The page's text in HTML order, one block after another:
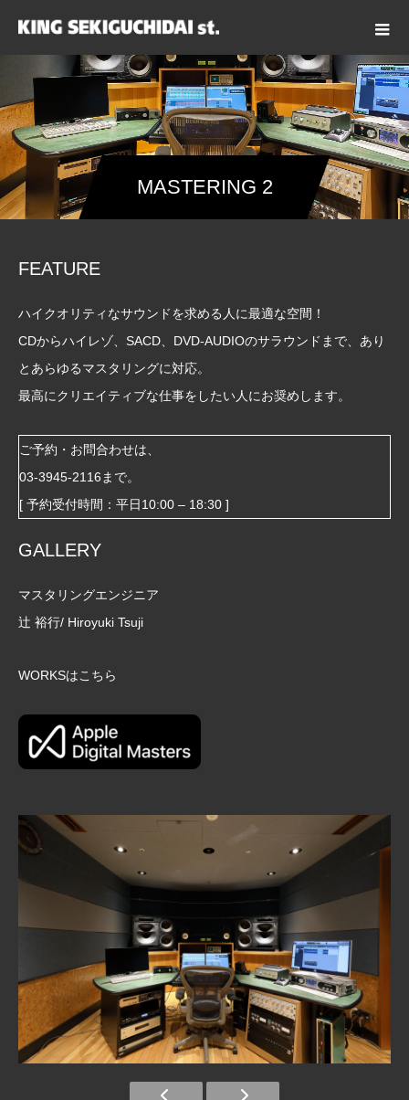
MASTERING 2
FEATURE
ハイクオリティなサウンドを求める人に最適な空間！
CDからハイレゾ、SACD、DVD-AUDIOのサラウンドまで、あり
とあらゆるマスタリングに対応。
最高にクリエイティブな仕事をしたい人にお奨めします。
ご予約・お問合わせは、
03-3945-2116 まで。
[ 予約受付時間：平日10:00 – 18:30 ]
GALLERY
マスタリングエンジニア
辻 裕行/ Hiroyuki Tsuji
WORKSはこちら